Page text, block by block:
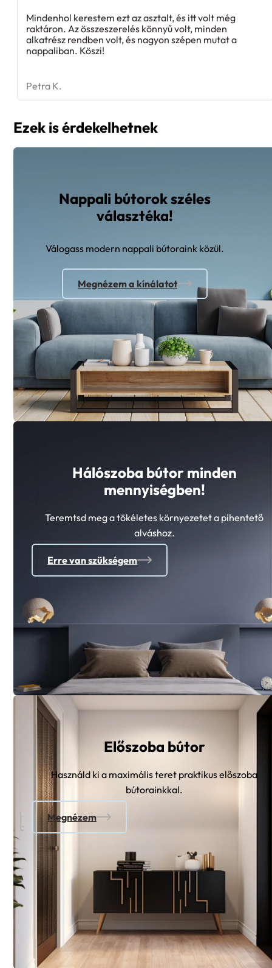
Mindenhol kerestem ezt az asztalt, és itt volt még
raktáron. Az összeszerelés könnyű volt, minden
alkatrész rendben volt, és nagyon szépen mutat a
nappaliban. Köszi!
Petra K.
Ezek is érdekelhetnek
Nappali bútorok széles
választéka!
Válogass modern nappali bútoraink közül.
Megnézem a kínálatot
Hálószoba bútor minden
mennyiségben!
Teremtsd meg a tökéletes környezetet a pihentető
alváshoz.
Erre van szükségem
Előszoba bútor
Használd ki a maximális teret praktikus előszoba
bútorainkkal.
Megnézem